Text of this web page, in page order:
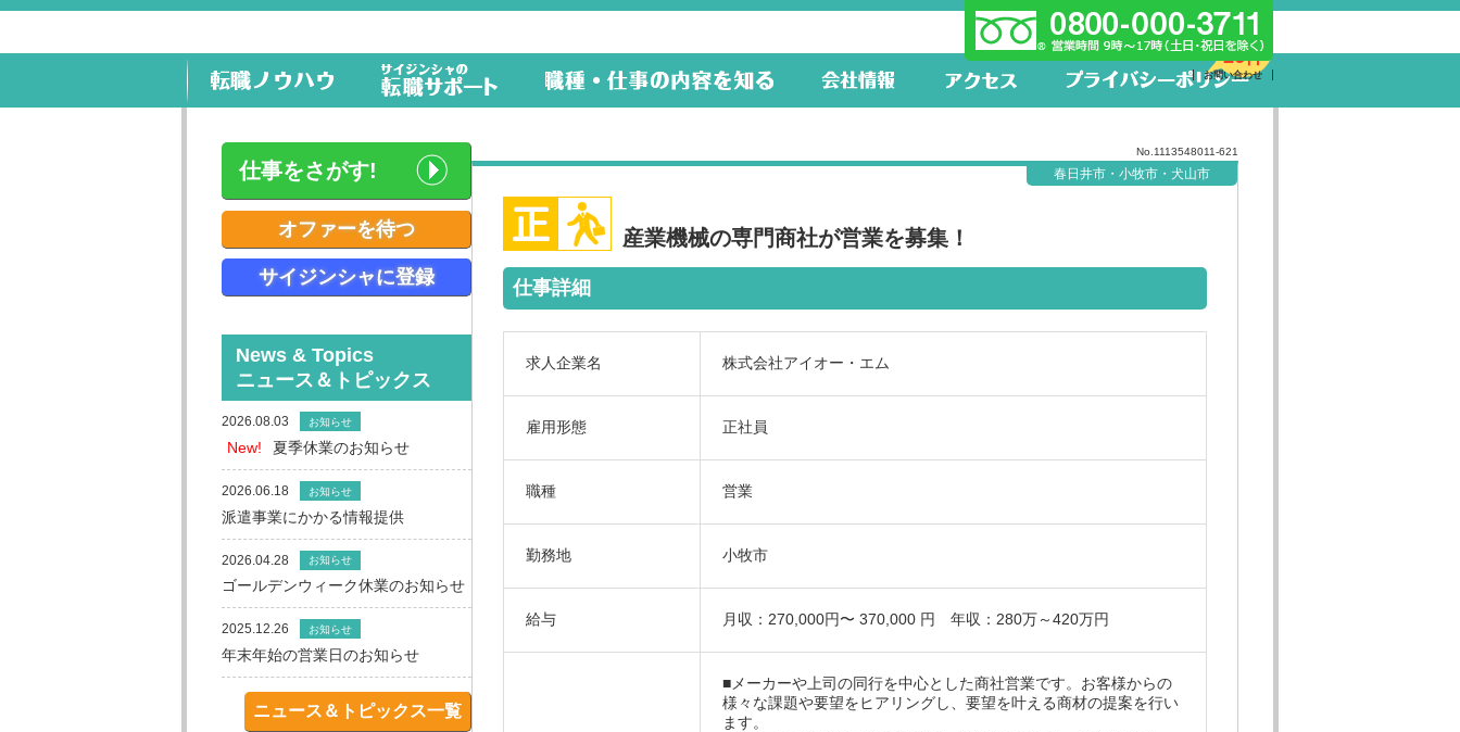
新着求人
26件
お問い合わせ
No.1113548011-621
春日井市・小牧市・犬山市
産業機械の専門商社が営業を募集！
仕事詳細
求人企業名 株式会社アイオー・エム
雇用形態 正社員
職種 営業
勤務地 小牧市
給与 月収：270,000円〜 370,000 円 年収：280万～420万円
■メーカーや上司の同行を中心とした商社営業です。お客様からの
様々な課題や要望をヒアリングし、要望を叶える商材の提案を行い
ます。
仕事をさがす!
オファーを待つ
サイジンシャに登録
News & Topics
ニュース＆トピックス
2026.08.03 お知らせ
New! 夏季休業のお知らせ
2026.06.18 お知らせ
派遣事業にかかる情報提供
2026.04.28 お知らせ
ゴールデンウィーク休業のお知らせ
2025.12.26 お知らせ
年末年始の営業日のお知らせ
ニュース＆トピックス一覧